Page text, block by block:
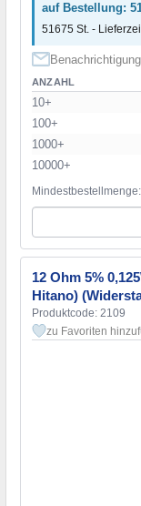
auf Bestellung:
51675 St. -
ANZAHL
10+
100+
1000+
10000+
12 Ohm 5%
Hitano)
Produktcode: 2109
zu Favoriten